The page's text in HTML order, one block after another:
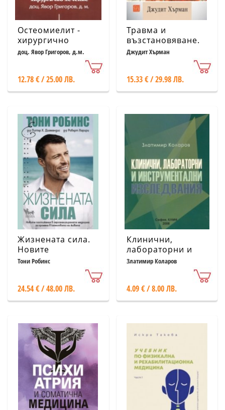
Остеомиелит -
хирургично
лечение
доц. Явор Григоров, д.м.
12.78 € / 25.00 ЛВ.
Травма и
възстановяване.
От домашно
терор
Джудит Хърман
15.33 € / 29.98 ЛВ.
Жизнената сила.
Новите
постижения в
персонализираната
промяна в
качеството на
Тони Робинс
24.54 € / 48.00 ЛВ.
Клинични,
лабораторни и
инструментални
Златимир Коларов
4.09 € / 8.00 ЛВ.